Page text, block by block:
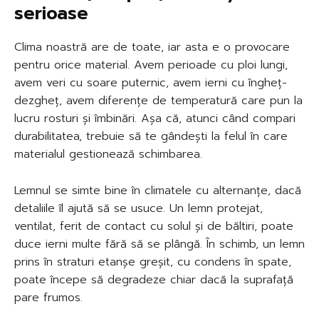
serioase
Clima noastră are de toate, iar asta e o provocare
pentru orice material. Avem perioade cu ploi lungi,
avem veri cu soare puternic, avem ierni cu îngheț-
dezgheț, avem diferențe de temperatură care pun la
lucru rosturi și îmbinări. Așa că, atunci când compari
durabilitatea, trebuie să te gândești la felul în care
materialul gestionează schimbarea.
Lemnul se simte bine în climatele cu alternanțe, dacă
detaliile îl ajută să se usuce. Un lemn protejat,
ventilat, ferit de contact cu solul și de băltiri, poate
duce ierni multe fără să se plângă. În schimb, un lemn
prins în straturi etanșe greșit, cu condens în spate,
poate începe să degradeze chiar dacă la suprafață
pare frumos.